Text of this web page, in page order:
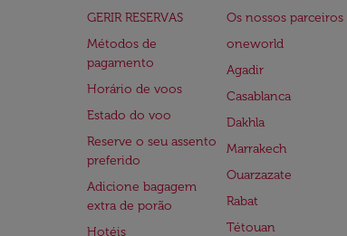
GERIR RESERVAS
Métodos de
pagamento
Horário de voos
Estado do voo
Reserve o seu assento
preferido
Adicione bagagem
extra de porão
Hotéis
Os nossos parceiros
oneworld
Agadir
Casablanca
Dakhla
Marrakech
Ouarzazate
Rabat
Tétouan